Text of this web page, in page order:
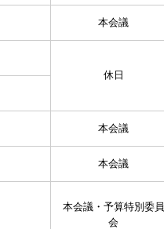
本会議
休日
本会議
本会議
本会議・予算特別委員
会